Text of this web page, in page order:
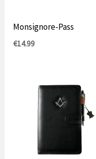
Monsignore-Pass
€14.99